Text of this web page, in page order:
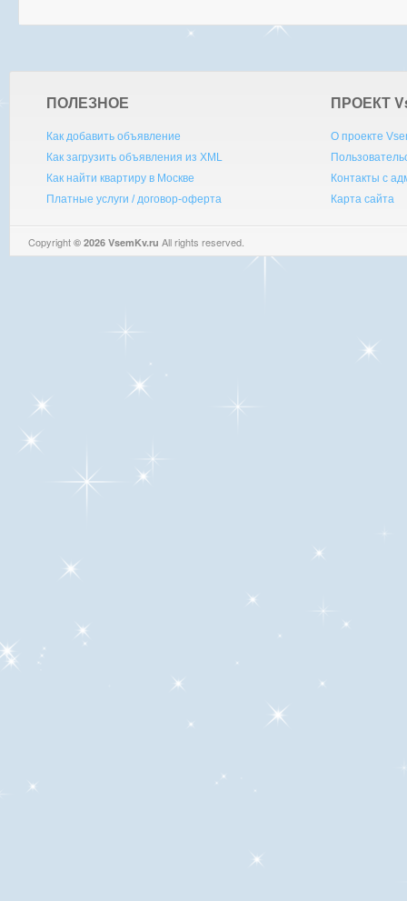
ПОЛЕЗНОЕ
Как добавить объявление
Как загрузить объявления из XML
Как найти квартиру в Москве
Платные услуги / договор-оферта
ПРОЕКТ V
О проекте
Контакты с
Карта сайта
Copyright © 2026 VsemKv.ru All rights reserved.